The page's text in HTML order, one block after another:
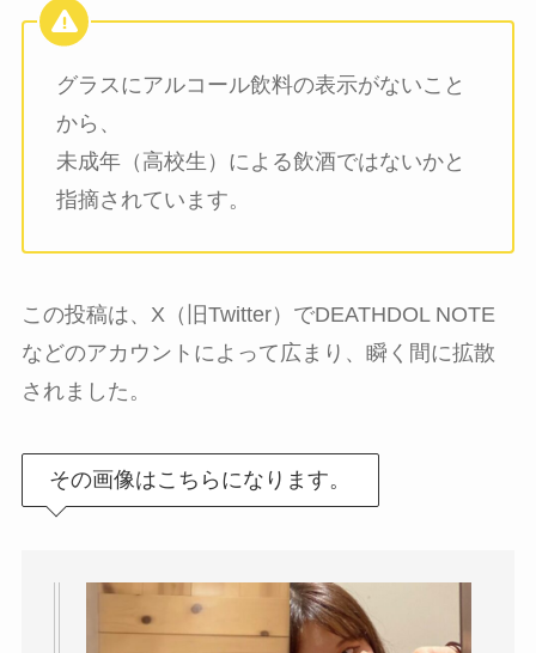
グラスにアルコール飲料の表示がないこと
から、
未成年（高校生）による飲酒ではないかと
指摘されています。
この投稿は、X（旧Twitter）でDEATHDOL NOTE
などのアカウントによって広まり、瞬く間に拡散
されました。
その画像はこちらになります。